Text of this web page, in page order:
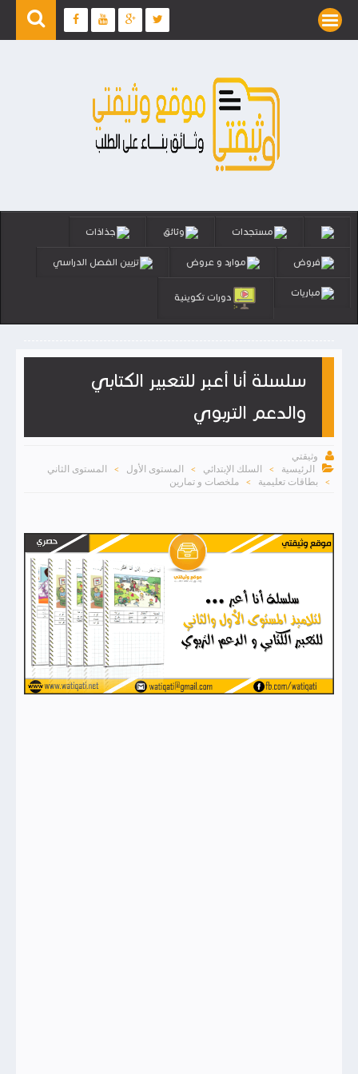
مستجدات وثائق جذاذات
فروض موارد و عروض تزيين الفصل الدراسي
مباريات دورات تكوينية
سلسلة أنا أعبر للتعبير الكتابي
والدعم التربوي

وثيقتي

الرئيسية > السلك الإبتدائي > المستوى الأول > المستوى الثاني
> بطاقات تعليمية > ملخصات و تمارين